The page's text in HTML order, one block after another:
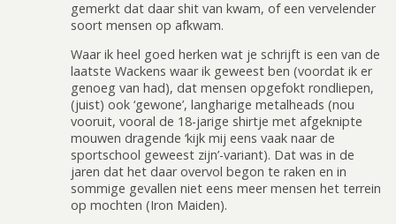
gemerkt dat daar shit van kwam, of een vervelender
soort mensen op afkwam.
Waar ik heel goed herken wat je schrijft is een van de
laatste Wackens waar ik geweest ben (voordat ik er
genoeg van had), dat mensen opgefokt rondliepen,
(juist) ook ‘gewone’, langharige metalheads (nou
vooruit, vooral de 18-jarige shirtje met afgeknipte
mouwen dragende ‘kijk mij eens vaak naar de
sportschool geweest zijn’-variant). Dat was in de
jaren dat het daar overvol begon te raken en in
sommige gevallen niet eens meer mensen het terrein
op mochten (Iron Maiden).